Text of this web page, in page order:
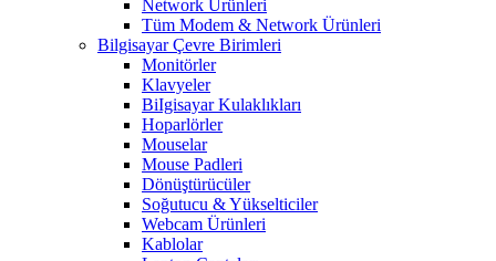
Network Ürünleri
Tüm Modem & Network Ürünleri
Bilgisayar Çevre Birimleri
Monitörler
Klavyeler
BiIgisayar Kulaklıkları
Hoparlörler
Mouselar
Mouse Padleri
Dönüştürücüler
Soğutucu & Yükselticiler
Webcam Ürünleri
Kablolar